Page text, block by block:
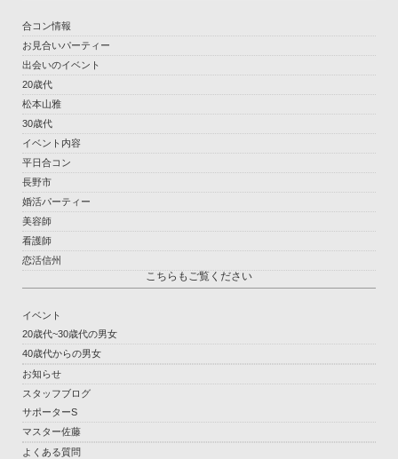
合コン情報
お見合いパーティー
出会いのイベント
20歳代
松本山雅
30歳代
イベント内容
平日合コン
長野市
婚活パーティー
美容師
看護師
恋活信州
こちらもご覧ください
イベント
20歳代~30歳代の男女
40歳代からの男女
お知らせ
スタッフブログ
サポーターS
マスター佐藤
よくある質問